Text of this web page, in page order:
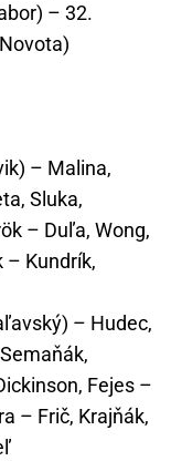
– 32.
– Malina,
Sluka,
– Duľa, Wong,
– Kundrík,
– Hudec,
Fejes –
– Frič, Krajňák,